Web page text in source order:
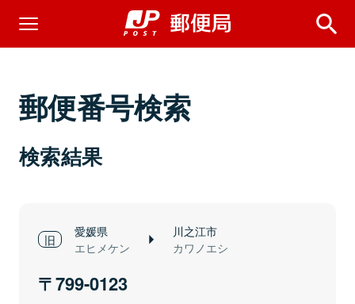
郵便番号検索
検索結果
愛媛県
エヒメケン
川之江市
カワノエシ
799-0123